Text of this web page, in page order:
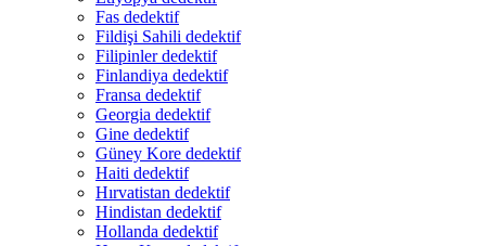
Fas dedektif
Fildişi Sahili dedektif
Filipinler dedektif
Finlandiya dedektif
Fransa dedektif
Georgia dedektif
Gine dedektif
Güney Kore dedektif
Haiti dedektif
Hırvatistan dedektif
Hindistan dedektif
Hollanda dedektif